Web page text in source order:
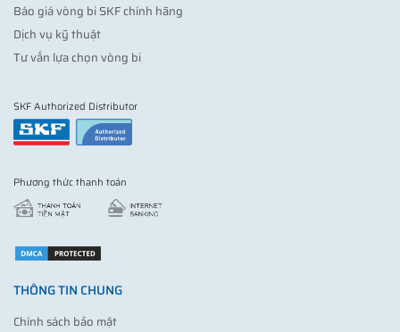
Báo giá vòng bi SKF chính hãng
Dịch vụ kỹ thuật
Tư vấn lựa chọn vòng bi
SKF Authorized Distributor
Phương thức thanh toán
THÔNG TIN CHUNG
Chính sách bảo mật